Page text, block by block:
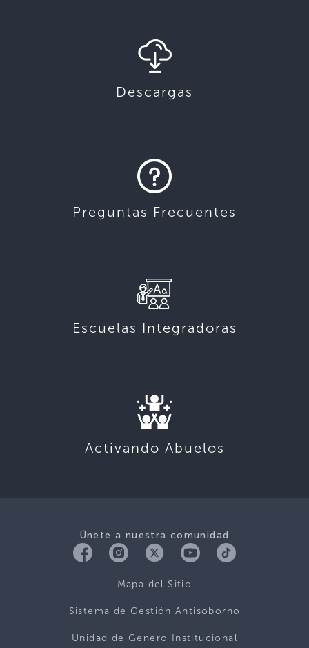
Descargas
Preguntas Frecuentes
Escuelas Integradoras
Activando Abuelos
Únete a nuestra comunidad
Mapa del Sitio
Sistema de Gestión Antisoborno
Unidad de Genero Institucional